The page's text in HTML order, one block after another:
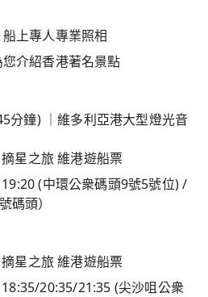
上專人專業照相
介紹香港著名景點
分鐘) ｜維多利亞港大型燈光音
星之旅 維港遊船票
(中環公衆碼頭9號5號位) /
碼頭）
星之旅 維港遊船票
20:35/21:35 (尖沙咀公衆